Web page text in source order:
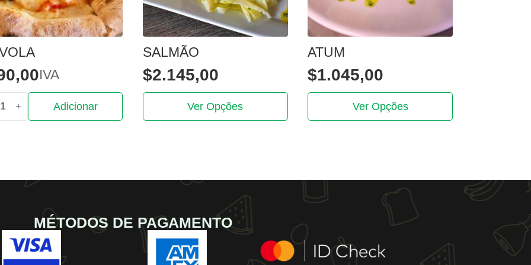
IVA
Adicionar
SALMÃO
$2.145,00
Ver Opções
This
be
chosen
on
ATUM
$1.045,00
Ver Opções
This
may
on
the
MÉTODOS DE PAGAMENTO